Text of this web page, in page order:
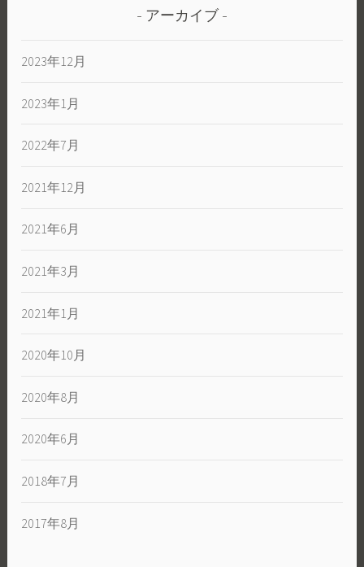
アーカイブ
2023年12月
2023年1月
2022年7月
2021年12月
2021年6月
2021年3月
2021年1月
2020年10月
2020年8月
2020年6月
2018年7月
2017年8月